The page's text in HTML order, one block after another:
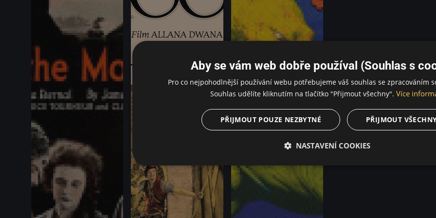
Aby se vám web dobře používal (Souhlas s
Pro co nejpohodlnější používání webu potřebujeme váš souhlas se zpracováním
Souhlas udělíte kliknutím na tlačítko "Přijmout všechny". Více
PŘIJMOUT
PŘIJMOUT POUZE NEZBYTNÉ
NASTAVENÍ COOKIES